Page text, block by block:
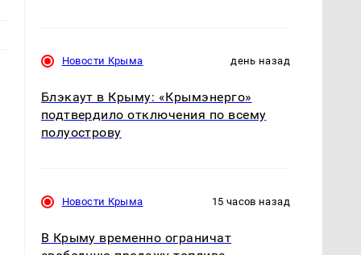
Новости Крыма день назад
Блэкаут в Крыму: «Крымэнерго»
подтвердило отключения по всему
полуострову
Новости Крыма 15 часов назад
В Крыму временно ограничат